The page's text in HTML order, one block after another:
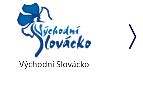
Východní Slovácko